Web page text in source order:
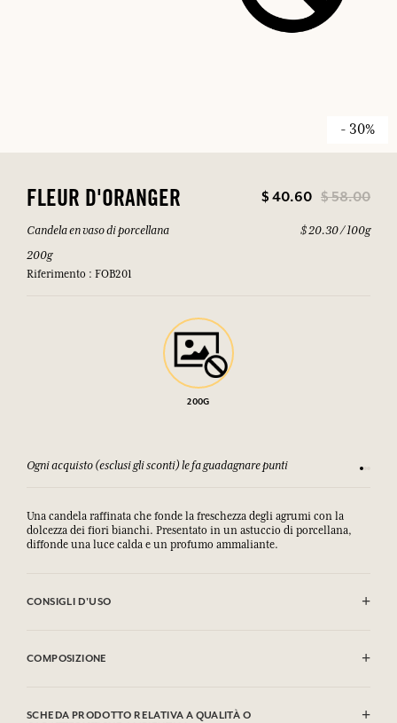
- 30%
FLEUR D'ORANGER $ 40.60 $ 58.00
Candela en vaso di porcellana
200g
Riferimento : FOB201
$ 20.30 / 100g
200G
Ogni acquisto (esclusi gli sconti) le fa guadagnare punti
Una candela raffinata che fonde la freschezza degli agrumi con la
dolcezza dei fiori bianchi. Presentato in un astuccio di porcellana,
diffonde una luce calda e un profumo ammaliante.
CONSIGLI D'USO
l’uso.
per più di tre ore consecutive. Tagliare regolarmente lo stoppino. Non
COMPOSIZIONE
SCHEDA PRODOTTO RELATIVA A QUALITÀ O